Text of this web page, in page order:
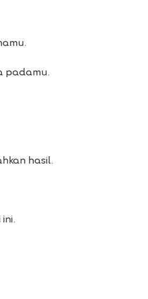
padamu.
hasil.